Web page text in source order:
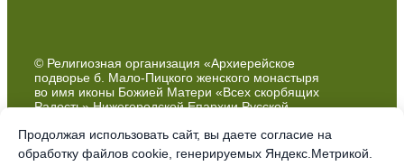
© Религиозная организация «Архиерейское
подворье б. Мало-Пицкого женского монастыря
во имя иконы Божией Матери «Всех скорбящих
Радость» Нижегородской Епархии Русской
Политика обработки персональных данных
Продолжая использовать сайт, вы даете согласие на
обработку файлов cookie, генерируемых Яндекс.Метрикой.